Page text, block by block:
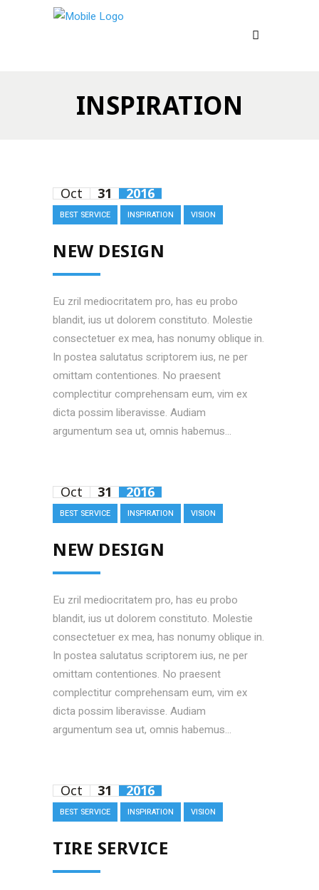
INSPIRATION
Oct 31 2016
BEST SERVICE INSPIRATION VISION
NEW DESIGN
Eu zril mediocritatem pro, has eu probo
blandit, ius ut dolorem constituto. Molestie
consectetuer ex mea, has nonumy oblique in.
In postea salutatus scriptorem ius, ne per
omittam contentiones. No praesent
complectitur comprehensam eum, vim ex
dicta possim liberavisse. Audiam
argumentum sea ut, omnis habemus...
Oct 31 2016
BEST SERVICE INSPIRATION VISION
NEW DESIGN
Eu zril mediocritatem pro, has eu probo
blandit, ius ut dolorem constituto. Molestie
consectetuer ex mea, has nonumy oblique in.
In postea salutatus scriptorem ius, ne per
omittam contentiones. No praesent
complectitur comprehensam eum, vim ex
dicta possim liberavisse. Audiam
argumentum sea ut, omnis habemus...
Oct 31 2016
BEST SERVICE INSPIRATION VISION
TIRE SERVICE